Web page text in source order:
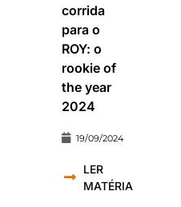
corrida
para o
ROY: o
rookie of
the year
2024
19/09/2024
LER
MATÉRIA